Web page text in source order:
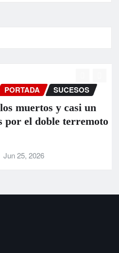
SUCESOS
muertos y casi un
el doble terremoto
25, 2026